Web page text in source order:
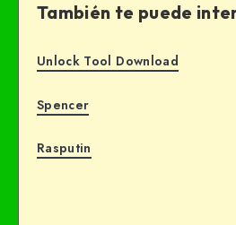
También te puede
Unlock Tool Download
Spencer
Rasputin